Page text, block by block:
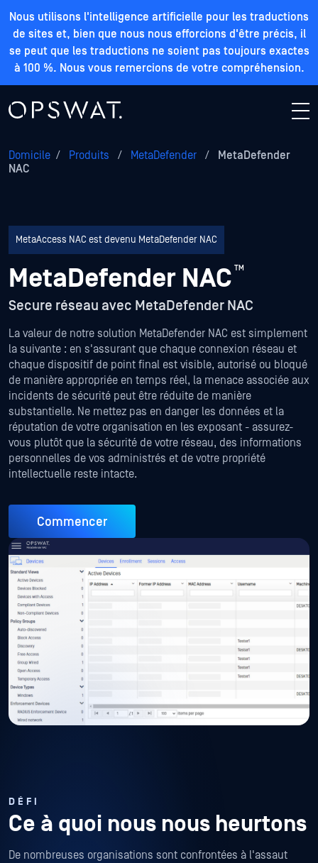
Nous utilisons l'intelligence artificielle pour les traductions
de sites et, bien que nous nous efforcions d'être précis, il
se peut que les traductions ne soient pas toujours exactes
à 100 %. Nous vous remercions de votre compréhension.
Domicile / Produits / MetaDefender /
MetaDefender
NAC
MetaAccess NAC est devenu MetaDefender NAC
MetaDefender NAC™
Secure réseau avec MetaDefender NAC
La valeur de notre solution MetaDefender NAC est simplement
la suivante : en s'assurant que chaque connexion réseau et
chaque dispositif de point final est visible, autorisé ou bloqué
de manière appropriée en temps réel, la menace associée aux
incidents de sécurité peut être réduite de manière
substantielle. Ne mettez pas en danger les données et la
réputation de votre organisation en les exposant - assurez-
vous plutôt que la sécurité de votre réseau, des informations
personnelles de vos administrés et de votre propriété
intellectuelle reste intacte.
Commencer
DÉFI
Ce à quoi nous nous heurtons
De nombreuses organisations sont confrontées à l'assaut